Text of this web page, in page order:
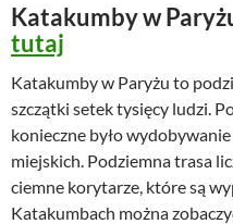
Katakumby w
tutaj
Katakumby w Paryżu to
szczątki setek tysięcy ludzi.
konieczne było
miejskich. Podziemna trasa
ciemne korytarze, które są
Katakumbach można